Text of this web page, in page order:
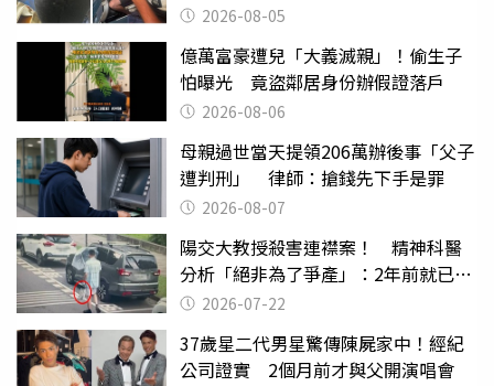
2026-08-05
億萬富豪遭兒「大義滅親」！偷生子
怕曝光 竟盜鄰居身份辦假證落戶
2026-08-06
母親過世當天提領206萬辦後事「父子
遭判刑」 律師：搶錢先下手是罪
2026-08-07
陽交大教授殺害連襟案！ 精神科醫
分析「絕非為了爭產」：2年前就已言
行詭異
2026-07-22
37歲星二代男星驚傳陳屍家中！經紀
公司證實 2個月前才與父開演唱會